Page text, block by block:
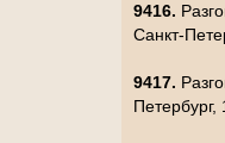
9416.
Санкт-
9417.
Петербург,